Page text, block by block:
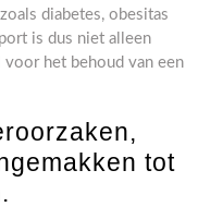
diabetes, obesitas
is dus niet alleen
voor het behoud van een
tot